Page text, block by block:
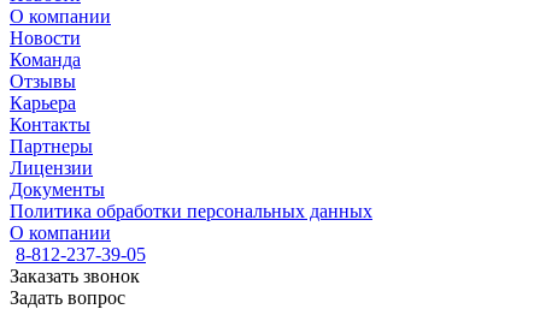
О компании
Новости
Команда
Отзывы
Карьера
Контакты
Партнеры
Лицензии
Документы
Политика обработки персональных данных
О компании
8-812-237-39-05
Заказать звонок
Задать вопрос